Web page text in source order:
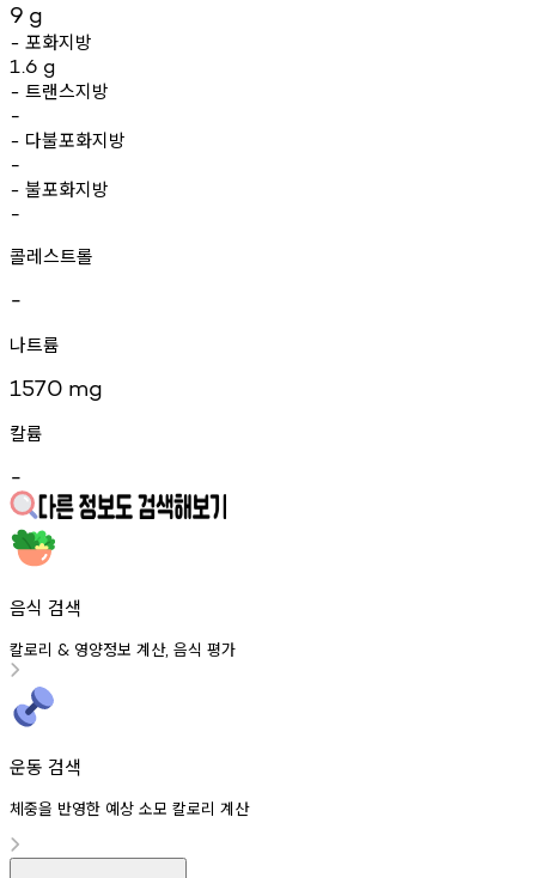
9 g
- 포화지방
1.6 g
- 트랜스지방
-
- 다불포화지방
-
- 불포화지방
-
콜레스트롤
-
나트륨
1570 mg
칼륨
-
음식 검색
칼로리 & 영양정보 계산, 음식 평가
운동 검색
체중을 반영한 예상 소모 칼로리 계산